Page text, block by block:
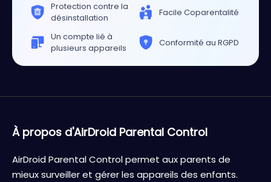
Protection contre la
désinstallation
Facile Coparentalité
Un compte lié à
plusieurs appareils
Conformité au RGPD
À propos d'AirDroid Parental Control
AirDroid Parental Control permet aux parents de
mieux surveiller et gérer les appareils des enfants.